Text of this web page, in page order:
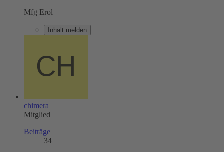
Mfg Erol
Inhalt melden
chimera
Mitglied
Beiträge
34